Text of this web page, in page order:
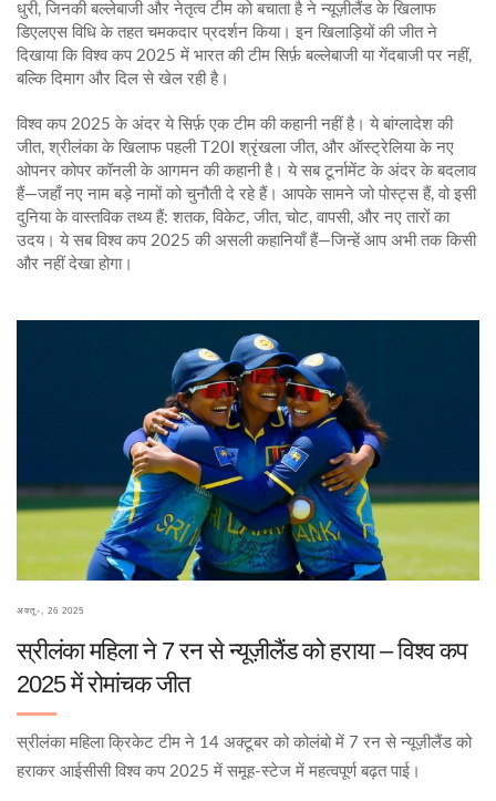
धुरी, जिनकी बल्लेबाजी और नेतृत्व टीम को बचाता हैने न्यूज़ीलैंड के खिलाफ
डिएलएस विधि के तहत चमकदार प्रदर्शन किया। इन खिलाड़ियों की जीत ने
दिखाया कि विश्व कप 2025 में भारत की टीम सिर्फ़ बल्लेबाजी या गेंदबाजी पर नहीं,
बल्कि दिमाग और दिल से खेल रही है।
विश्व कप 2025 के अंदर ये सिर्फ़ एक टीम की कहानी नहीं है। ये बांग्लादेश की
जीत, श्रीलंका के खिलाफ पहली T20I श्रृंखला जीत, और ऑस्ट्रेलिया के नए
ओपनर कोपर कॉनली के आगमन की कहानी है। ये सब टूर्नामेंट के अंदर के बदलाव
हैं—जहाँ नए नाम बड़े नामों को चुनौती दे रहे हैं। आपके सामने जो पोस्ट्स हैं, वो इसी
दुनिया के वास्तविक तथ्य हैं: शतक, विकेट, जीत, चोट, वापसी, और नए तारों का
उदय। ये सब विश्व कप 2025 की असली कहानियाँ हैं—जिन्हें आप अभी तक किसी
और नहीं देखा होगा।
अक्तू॰, 26 2025
स्रीलंका महिला ने 7 रन से न्यूज़ीलैंड को हराया – विश्व कप
2025 में रोमांचक जीत
स्रीलंका महिला क्रिकेट टीम ने 14 अक्टूबर को कोलंबो में 7 रन से न्यूज़ीलैंड को
हराकर आईसीसी विश्व कप 2025 में समूह‑स्टेज में महत्वपूर्ण बढ़त पाई।